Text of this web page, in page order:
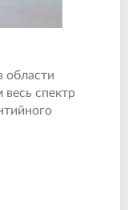
области
спектр